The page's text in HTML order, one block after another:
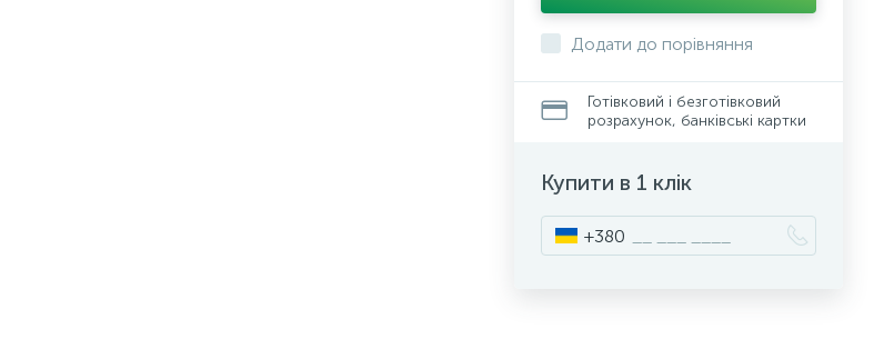
Додати до порівняння
Готівковий і безготівковий
розрахунок, банківські картки
Купити в 1 клік
+380